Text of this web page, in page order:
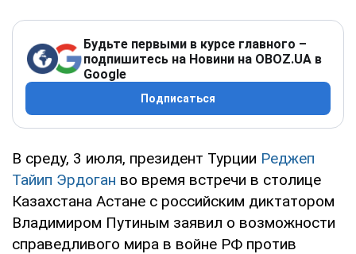
Будьте первыми в курсе главного –
подпишитесь на Новини на OBOZ.UA в
Google
Подписаться
В среду, 3 июля, президент Турции Реджеп
Тайип Эрдоган во время встречи в столице
Казахстана Астане с российским диктатором
Владимиром Путиным заявил о возможности
справедливого мира в войне РФ против